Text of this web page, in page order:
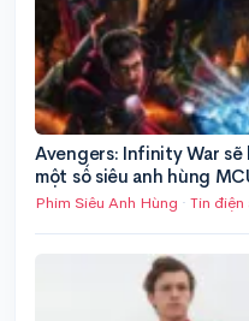
Avengers: Infinity War
một số siêu anh hùng
Phim Siêu Anh Hùng · Tin điện